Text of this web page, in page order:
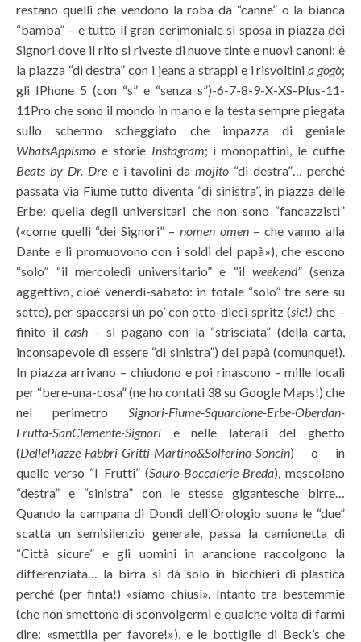
restano quelli che vendono la roba da “canne” o la bianca
“bamba” – e tutto il gran cerimoniale si sposa in piazza dei
Signori dove il rito si riveste di nuove tinte e nuovi canoni: è
la piazza “di destra” con i jeans a strappi e i risvoltinia gogò;
gli IPhone 5 (con “s” e “senza s”)-6-7-8-9-X-XS-Plus-11-
11Pro che sono il mondo in mano e la testa sempre piegata
sullo schermo scheggiato che impazza di geniale
WhatsAppismo e storie Instagram; i monopattini, le cuffie
Beats by Dr. Dre e i tavolini damojito “di destra”… perché
passata via Fiume tutto diventa “di sinistra”, in piazza delle
Erbe: quella degli universitari che non sono “fancazzisti”
(«come quelli “dei Signori” – nomen omen– che vanno alla
Dante e li promuovono con i soldi del papà»), che escono
“solo” “il mercoledì universitario” e “ilweekend”(senza
aggettivo, cioè venerdì-sabato: in totale “solo” tre sere su
sette), per spaccarsi un po’ con otto-dieci spritz (sic!) che –
finito il cash – si pagano con la “strisciata” (della carta,
inconsapevole di essere “di sinistra”) del papà (comunque!).
In piazza arrivano – chiudono e poi rinascono – mille locali
per “bere-una-cosa” (ne ho contati 38 su Google Maps!) che
nel perimetro Signori-Fiume-Squarcione-Erbe-Oberdan-
Frutta-SanClemente-Signori e nelle laterali del ghetto
(DellePiazze-Fabbri-Gritti-Martino&Solferino-Soncin) o in
quelle verso “I Frutti” (Sauro-Boccalerie-Breda), mescolano
“destra” e “sinistra” con le stesse gigantesche birre…
Quando la campana di Dondi dell’Orologio suona le “due”
scatta un semisilenzio generale, passa la camionetta di
“Città sicure” e gli uomini in arancione raccolgono la
differenziata… la birra si dà solo in bicchieri di plastica
perché (per finta!) «siamo chiusi». Intanto tra bestemmie
(che non smettono di sconvolgermi e qualche volta di farmi
dire: «smettila per favore!»), e le bottiglie di Beck’s che